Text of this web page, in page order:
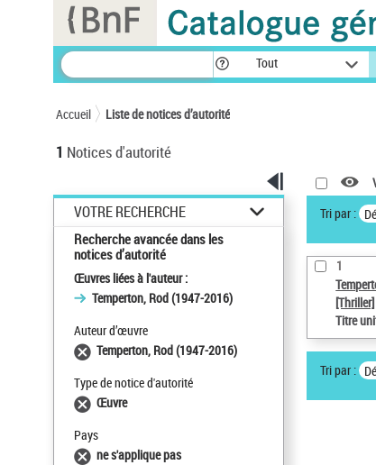
Tout
Accueil Liste de notices d’autorité
1 Notices d'autorité
VOTRE RECHERCHE
Recherche avancée dans les
notices d’autorité
Œuvres liées à l'auteur :
Temperton, Rod (1947-2016)
Auteur d’œuvre
Temperton, Rod (1947-2016)
Type de notice d'autorité
Œuvre
Pays
ne s'applique pas
Tri par :
1
[Thriller]
Titre
Tri par :
Panneau de gestion des cookies